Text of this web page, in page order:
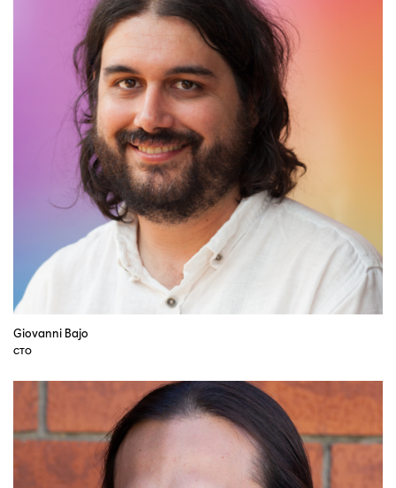
Giovanni Bajo
CTO